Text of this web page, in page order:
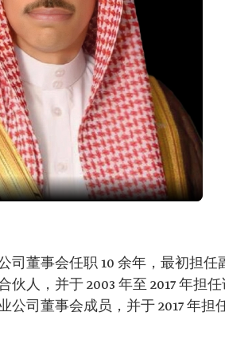
出生时间：1974 年。
出生地点：德国法兰克福。
现任职位：外交部大臣。
任职时间：2019 年 10 月 23 日。
曾任职位：王储办公室顾问。
司董事会任职 10 余年，最初担
伙人，并于 2003 年至 2017 年担
公司董事会成员，并于 2017 年担